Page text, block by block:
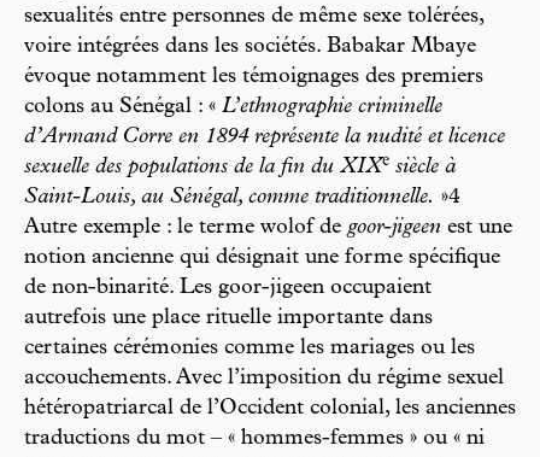
sexualités entre personnes de même sexe tolérées,
voire intégrées dans les sociétés. Babakar Mbaye
évoque notamment les témoignages des premiers
colons au Sénégal : « L’ethnographie criminelle
d’Armand Corre en 1894 représente la nudité et licence
sexuelle des populations de la fin du XIXe siècle à
Saint-Louis, au Sénégal, comme traditionnelle. »4
Autre exemple : le terme wolof de goor-jigeen est une
notion ancienne qui désignait une forme spécifique
de non-binarité. Les goor-jigeen occupaient
autrefois une place rituelle importante dans
certaines cérémonies comme les mariages ou les
accouchements. Avec l’imposition du régime sexuel
hétéropatriarcal de l’Occident colonial, les anciennes
traductions du mot – « hommes-femmes » ou « ni